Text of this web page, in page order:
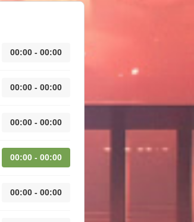
00:00 - 00:00
00:00 - 00:00
00:00 - 00:00
00:00 - 00:00
00:00 - 00:00